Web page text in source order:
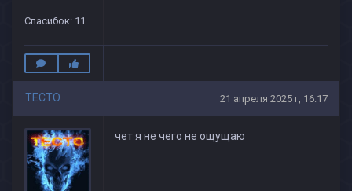
Спасибок: 11
TECTO 21 апреля 2025 г, 16:17
чет я не чего не ощущаю